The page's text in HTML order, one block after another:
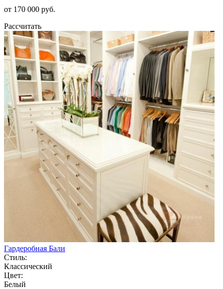
от 170 000 руб.
Рассчитать
Гардеробная Бали
Стиль:
Классический
Цвет:
Белый